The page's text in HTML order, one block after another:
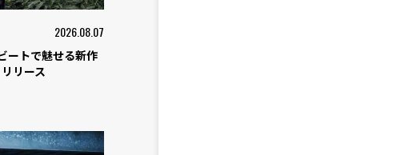
2026.08.07
ートで魅せる新作
リース